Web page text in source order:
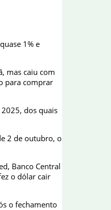
1% e
mas caiu com
para comprar
dos quais
2 de outubro, o
Banco Central
o dólar cair
o fechamento